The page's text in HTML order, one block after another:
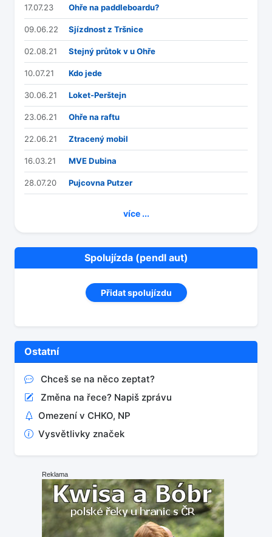
17.07.23 Ohře na paddleboardu?
09.06.22 Sjízdnost z Tršnice
02.08.21 Stejný průtok v u Ohře
10.07.21 Kdo jede
30.06.21 Loket-Perštejn
23.06.21 Ohře na raftu
22.06.21 Ztracený mobil
16.03.21 MVE Dubina
28.07.20 Pujcovna Putzer
více ...
Spolujízda (pendl aut)
Přidat spolujízdu
Ostatní
Chceš se na něco zeptat?
Změna na řece? Napiš zprávu
Omezení v CHKO, NP
Vysvětlivky značek
Reklama